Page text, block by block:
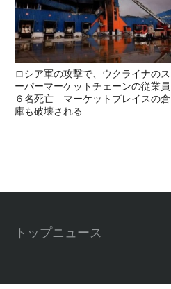
ロシア軍の攻撃で、ウクライナのス
ーパーマーケットチェーンの従業員
６名死亡 マーケットプレイスの倉
庫も破壊される
トップニュース